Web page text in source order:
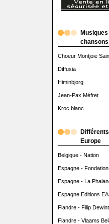
Musiques
chansons
Choeur Montjoie
Diffusia
Himinbjorg
Jean-Pax Méfret
Kroc blanc
Europe
Belgique - Nation
Espagne -
Espagne - La
Espagne Editions
Flandre - Filip
Flandre - Vlaams